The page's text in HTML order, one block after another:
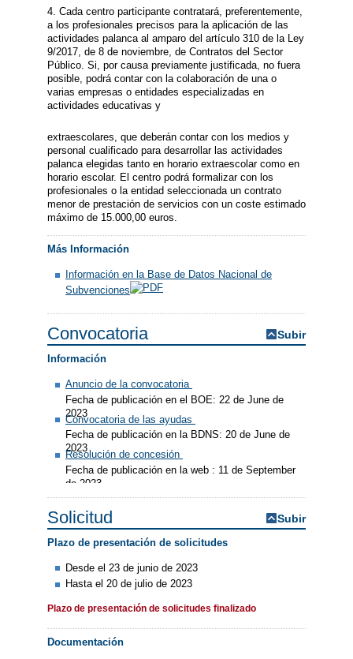
4. Cada centro participante contratará, preferentemente,
a los profesionales precisos para la aplicación de las
actividades palanca al amparo del artículo 310 de la Ley
9/2017, de 8 de noviembre, de Contratos del Sector
Público. Si, por causa previamente justificada, no fuera
posible, podrá contar con la colaboración de una o
varias empresas o entidades especializadas en
actividades educativas y
extraescolares, que deberán contar con los medios y
personal cualificado para desarrollar las actividades
palanca elegidas tanto en horario extraescolar como en
horario escolar. El centro podrá formalizar con los
profesionales o la entidad seleccionada un contrato
menor de prestación de servicios con un coste estimado
máximo de 15.000,00 euros.
Más Información
Información en la Base de Datos Nacional de
Subvenciones
Convocatoria Subir
Información
Anuncio de la convocatoria
Fecha de publicación en el BOE: 22 de June de
2023
Convocatoria de las ayudas
Fecha de publicación en la BDNS: 20 de June de
2023
Resolución de concesión
Fecha de publicación en la web : 11 de September
de 2023
Solicitud Subir
Plazo de presentación de solicitudes
Desde el 23 de junio de 2023
Hasta el 20 de julio de 2023
Plazo de presentación de solicitudes finalizado
Documentación